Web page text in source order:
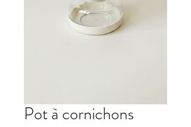
Pot à cornichons